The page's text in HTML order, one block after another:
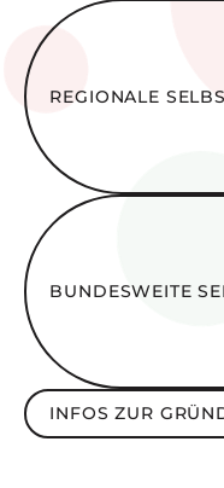
Regionale
REGIONALE
Bundesweite
BUNDESWEITE
Infos zur Gründung
INFOS ZUR